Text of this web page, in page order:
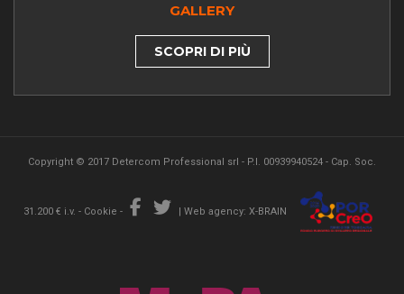
GALLERY
SCOPRI DI PIÙ
Copyright © 2017 Detercom Professional srl - P.I. 00939940524 - Cap. Soc.
31.200 € i.v. - Cookie - | Web agency: X-BRAIN